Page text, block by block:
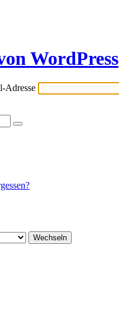
WordPress
Adresse